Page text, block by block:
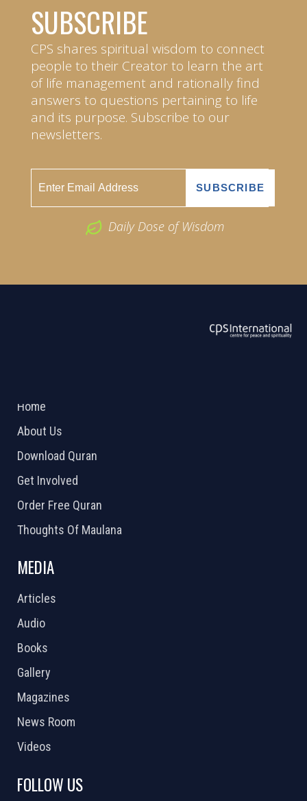
SUBSCRIBE
CPS shares spiritual wisdom to connect
people to their Creator to learn the art
of life management and rationally find
answers to questions pertaining to life
and its purpose. Subscribe to our
newsletters.
Daily Dose of Wisdom
Home
About Us
Download Quran
Get Involved
Order Free Quran
Thoughts Of Maulana
MEDIA
Articles
Audio
Books
Gallery
Magazines
News Room
Videos
FOLLOW US